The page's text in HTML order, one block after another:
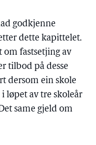
godkjenne
dette kapittelet.
fastsetjing av
tilbod på desse
dersom ein skole
løpet av tre skoleår
same gjeld om